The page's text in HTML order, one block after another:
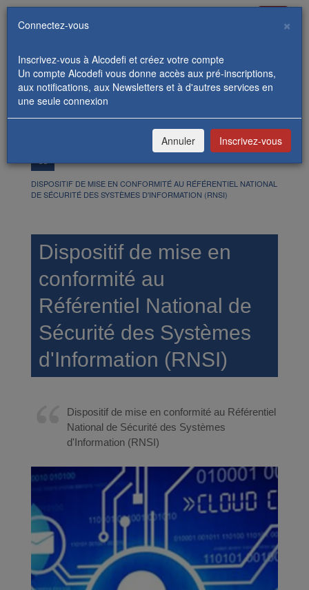
Connectez-vous ×
Inscrivez-vous à Alcodefi et créez votre compte
Un compte Alcodefi vous donne accès aux pré-inscriptions,
aux notifications, aux Newsletters et à d'autres services en
une seule connexion
Annuler Inscrivez-vous
REJOIGNEZ-NOUS
DISPOSITIF DE MISE EN CONFORMITÉ AU RÉFÉRENTIEL NATIONAL
DE SÉCURITÉ DES SYSTÈMES D'INFORMATION (RNSI)
Dispositif de mise en
conformité au
Référentiel National de
Sécurité des Systèmes
d'Information (RNSI)
Dispositif de mise en conformité au Référentiel
National de Sécurité des Systèmes
d'Information (RNSI)